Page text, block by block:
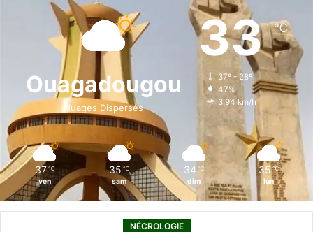
e
b
o
k
i
n
t
a
g
r
T
o
k
Ouagadougou
Nuages Dispersés
33℃
37º - 28º
47%
3.94 km/h
37 ℃
ven
35 ℃
sam
34 ℃
dim
35 ℃
lun
NÉCROLOGIE